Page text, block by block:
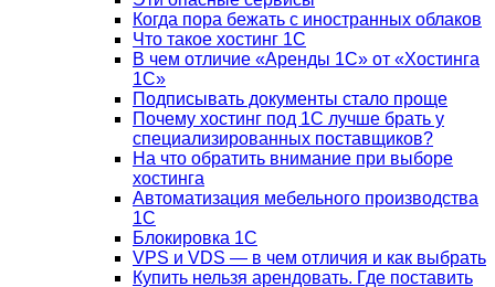
Когда пора бежать с иностранных облаков
Что такое хостинг 1С
В чем отличие «Аренды 1С» от «Хостинга
1С»
Подписывать документы стало проще
Почему хостинг под 1С лучше брать у
специализированных поставщиков?
На что обратить внимание при выборе
хостинга
Автоматизация мебельного производства
1С
Блокировка 1С
VPS и VDS — в чем отличия и как выбрать
Купить нельзя арендовать. Где поставить